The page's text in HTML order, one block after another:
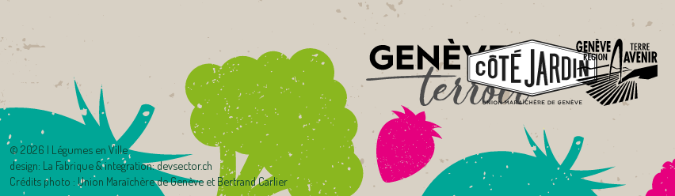
© 2026 | Légumes en Ville
design: La Fabrique& integration:devsector.ch
Crédits photo : Union Maraîchère de Genève et Bertrand Carlier